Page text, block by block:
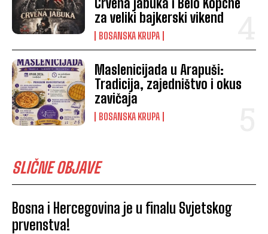
Crvena jabuka i Belo Kopche
za veliki bajkerski vikend
BOSANSKA KRUPA
Maslenicijada u Arapuši:
Tradicija, zajedništvo i okus
zavičaja
BOSANSKA KRUPA
SLIČNE OBJAVE
Bosna i Hercegovina je u finalu Svjetskog
prvenstva!